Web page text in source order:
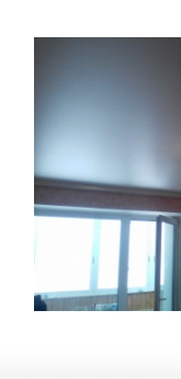
Площадь 19 м